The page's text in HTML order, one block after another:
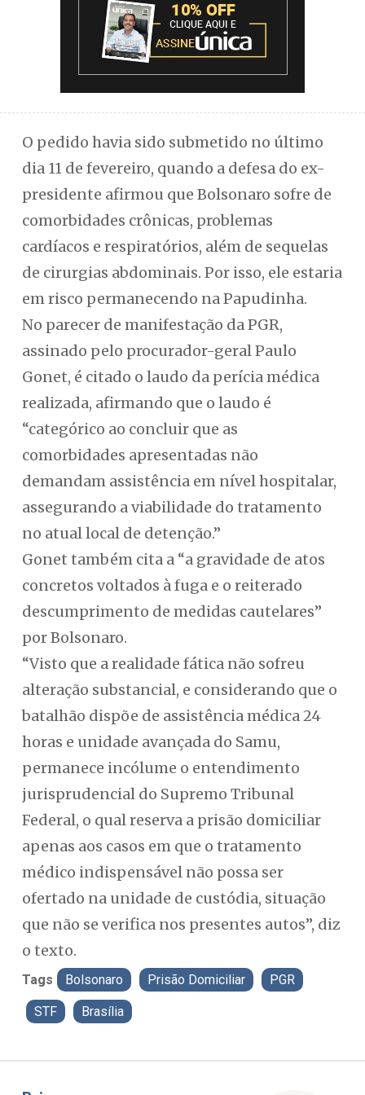
O pedido havia sido submetido no último
dia 11 de fevereiro, quando a defesa do ex-
presidente afirmou que Bolsonaro sofre de
comorbidades crônicas, problemas
cardíacos e respiratórios, além de sequelas
de cirurgias abdominais. Por isso, ele estaria
em risco permanecendo na Papudinha.
No parecer de manifestação da PGR,
assinado pelo procurador-geral Paulo
Gonet, é citado o laudo da perícia médica
realizada, afirmando que o laudo é
“categórico ao concluir que as
comorbidades apresentadas não
demandam assistência em nível hospitalar,
assegurando a viabilidade do tratamento
no atual local de detenção.”
Gonet também cita a “a gravidade de atos
concretos voltados à fuga e o reiterado
descumprimento de medidas cautelares”
por Bolsonaro.
“Visto que a realidade fática não sofreu
alteração substancial, e considerando que o
batalhão dispõe de assistência médica 24
horas e unidade avançada do Samu,
permanece incólume o entendimento
jurisprudencial do Supremo Tribunal
Federal, o qual reserva a prisão domiciliar
apenas aos casos em que o tratamento
médico indispensável não possa ser
ofertado na unidade de custódia, situação
que não se verifica nos presentes autos”, diz
o texto.
Tags Bolsonaro Prisão Domiciliar PGR
STF Brasília